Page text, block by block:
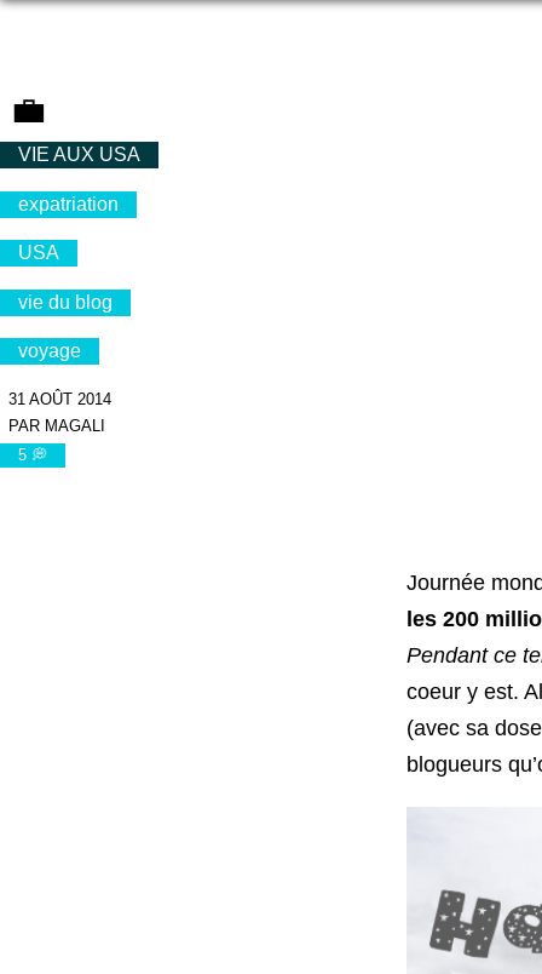
💼
VIE AUX USA
expatriation
USA
vie du blog
voyage
31 AOÛT 2014
PAR MAGALI
5 💭
Journée
les 200
Pendant ce
coeur y est.
(avec sa
blogueurs